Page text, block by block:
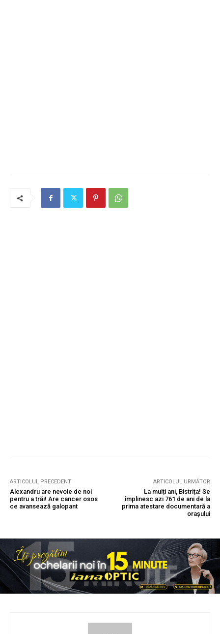
ARTICOLUL PRECEDENT
Alexandru are nevoie de noi
pentru a trăi! Are cancer osos
ce avansează galopant
ARTICOLUL URMĂTOR
La mulți ani, Bistrița! Se
împlinesc azi 761 de ani de la
prima atestare documentară a
orașului